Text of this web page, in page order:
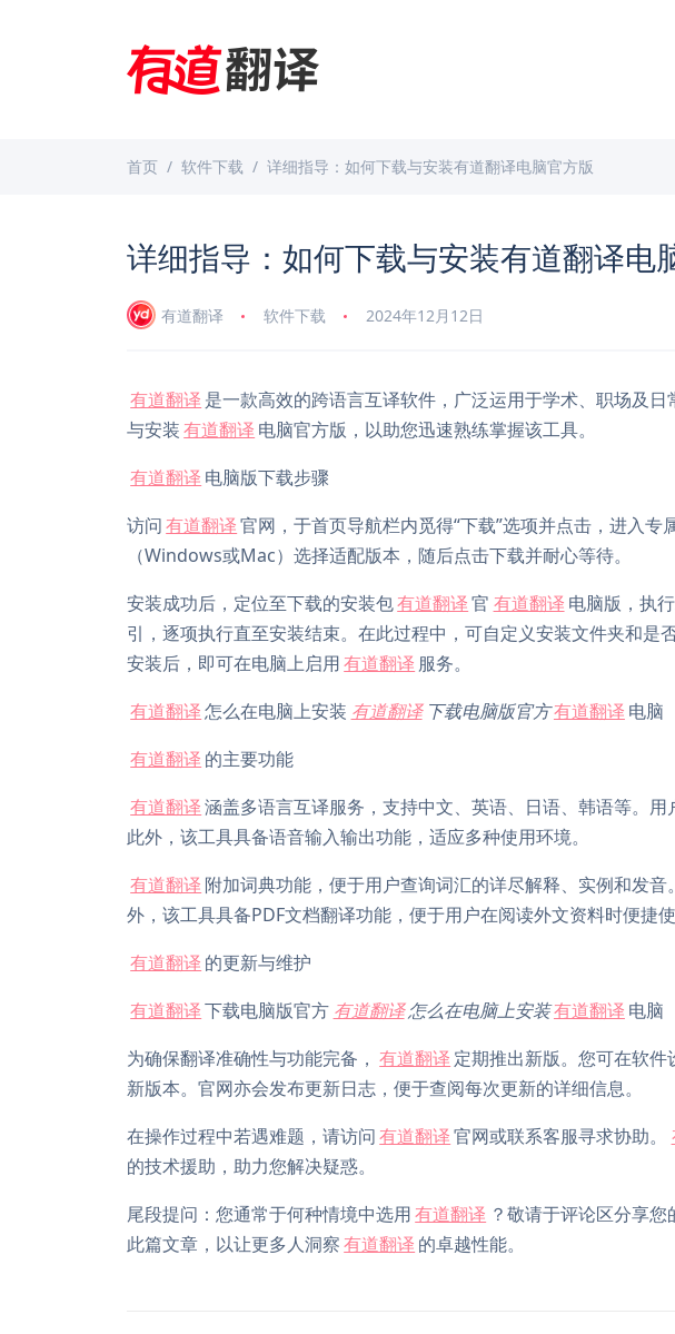
首页 软件下载 详细指导：如何下载与安装有道翻译电脑官方版
详细指导：如何下载与安装有道翻译电
有道翻译 软件下载 2024年12月12日
有道翻译 是一款高效的跨语言互译软件，广泛运用于学术、职场及
与安装有道翻译 电脑官方版，以助您迅速熟练掌握该工具。
有道翻译 电脑版下载步骤
访问有道翻译官网，于首页导航栏内觅得“下载”选项并点击，进入
（Windows或Mac）选择适配版本，随后点击下载并耐心等待。
安装成功后，定位至下载的安装包有道翻译官 有道翻译 电脑版，执
引，逐项执行直至安装结束。在此过程中，可自定义安装文件夹和是
安装后，即可在电脑上启用有道翻译 服务。
有道翻译怎么在电脑上安装 有道翻译 下载电脑版官方有道翻译 电脑
有道翻译 的主要功能
有道翻译涵盖多语言互译服务，支持中文、英语、日语、韩语等。用
此外，该工具具备语音输入输出功能，适应多种使用环境。
有道翻译 附加词典功能，便于用户查询词汇的详尽解释、实例和发
外，该工具具备PDF文档翻译功能，便于用户在阅读外文资料时便捷使
有道翻译 的更新与维护
有道翻译下载电脑版官方 有道翻译 怎么在电脑上安装有道翻译 电脑
为确保翻译准确性与功能完备， 有道翻译 定期推出新版。您可在软
新版本。官网亦会发布更新日志，便于查阅每次更新的详细信息。
在操作过程中若遇难题，请访问有道翻译官网或联系客服寻求协助。
的技术援助，助力您解决疑惑。
尾段提问：您通常于何种情境中选用有道翻译 ？敬请于评论区分享
此篇文章，以让更多人洞察有道翻译 的卓越性能。